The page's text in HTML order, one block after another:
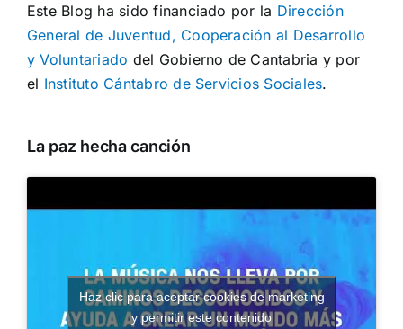
Este Blog ha sido financiado por la Dirección
General de Juventud, Cooperación al Desarrollo
y Voluntariado del Gobierno de Cantabria y por
el Instituto Cántabro de Servicios Sociales.
La paz hecha canción
Haz clic para aceptar cookies de marketing
y permitir este contenido